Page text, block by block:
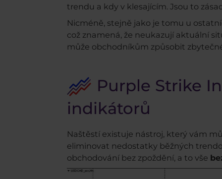
trendu a kdy v klesajícím. Jsou to
Nicméně, stejně jako je tomu u
což znamená, že neukazují aktuální
může obchodníkům způsobit
Purple Strike
indikátorů
Naštěstí existuje nástroj, který vám
eliminovat nedostatky běžných
obchodování bez zpoždění, a to vše